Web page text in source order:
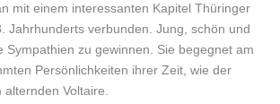
mit einem interessanten Kapitel Thüringer
Jahrhunderts verbunden. Jung, schön und
Sympathien zu gewinnen. Sie begegnet am
Persönlichkeiten ihrer Zeit, wie der
Voltaire.